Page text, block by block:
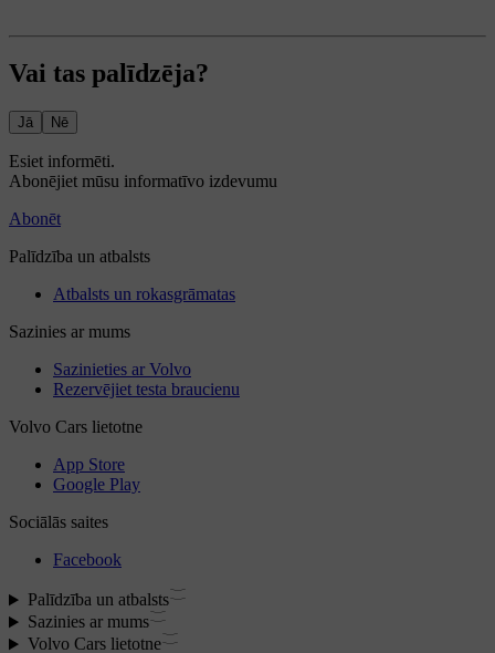
Vai tas palīdzēja?
Jā Nē